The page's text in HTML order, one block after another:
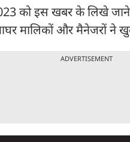
को इस खबर के लिखे
मालिकों और मैनेजरों
ADVERTISEMENT